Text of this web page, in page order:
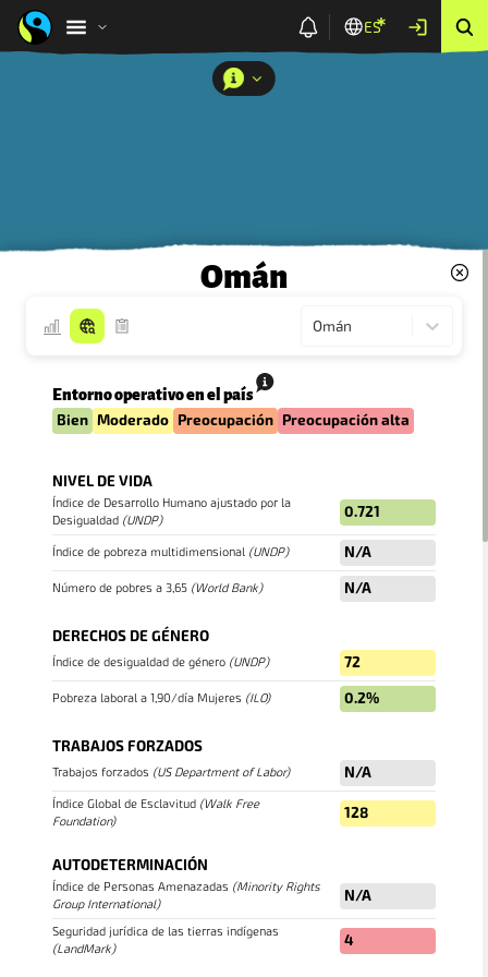
ES
Omán
Omán
Entorno operativo en el país
Bien Moderado Preocupación Preocupación alta
NIVEL DE VIDA
Índice de Desarrollo Humano ajustado por la
Desigualdad (UNDP) 0.721
Índice de pobreza multidimensional (UNDP) N/A
Número de pobres a 3,65 (World Bank) N/A
DERECHOS DE GÉNERO
Índice de desigualdad de género (UNDP) 72
Pobreza laboral a 1,90/día Mujeres (ILO) 0.2%
TRABAJOS FORZADOS
Trabajos forzados (US Department of Labor) N/A
Índice Global de Esclavitud (Walk Free
Foundation) 128
AUTODETERMINACIÓN
Índice de Personas Amenazadas (Minority Rights
Group International) N/A
Seguridad jurídica de las tierras indígenas
(LandMark) 4
VISTAS DEL MAPA
Política de privacidad
In order to work as intended, this site store cookies on
your device. To learn more about the cookies we use,
please read our
Privacy Policy
Accept